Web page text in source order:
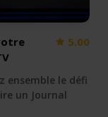
5.00
ensemble le défi
un Journal